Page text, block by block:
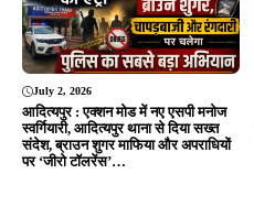
July 2, 2026
आदित्यपुर : एक्शन मोड में नए एसपी मनोज
स्वर्गियारी, आदित्यपुर थाना से दिया सख्त
संदेश, ब्राउन शुगर माफिया और अपराधियों
पर ‘जीरो टॉलरेंस’…